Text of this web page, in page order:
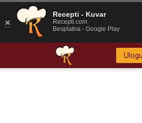
Recepti - Kuvar
Recepti.com
Besplatna - Google Play